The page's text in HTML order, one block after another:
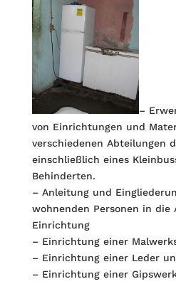
–
von Einrichtungen und
verschiedenen Abteilungen
einschließlich eines
Behinderten.
– Anleitung und
wohnenden Personen in die
Einrichtung
– Einrichtung einer
– Einrichtung einer Leder
– Einrichtung einer